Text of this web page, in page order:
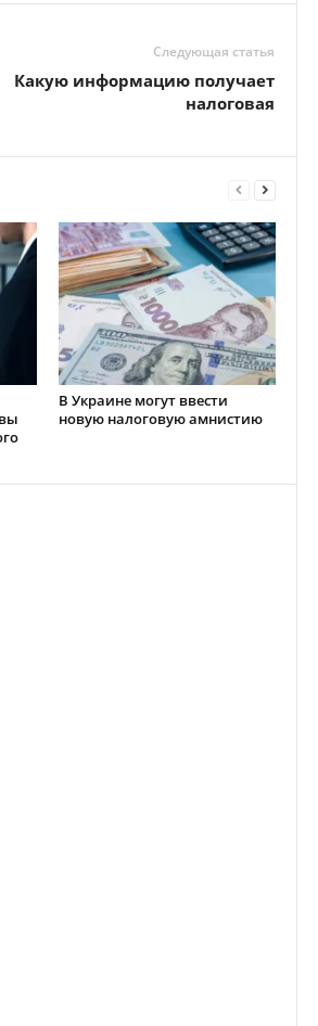
Следующая статья
Какую информацию получает
налоговая
В Украине могут ввести
новую налоговую амнистию